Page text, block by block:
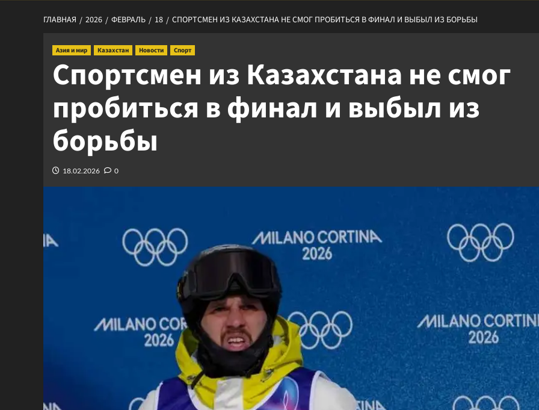
ГЛАВНАЯ 2026 ФЕВРАЛЬ 18 СПОРТСМЕН ИЗ КАЗАХСТАНА НЕ СМОГ ПРОБИТЬСЯ В ФИНАЛ И ВЫБЫЛ ИЗ БОРЬБЫ
Азия и мир Казахстан Новости Спорт
Спортсмен из Казахстана не смог
пробиться в финал и выбыл из
борьбы
18.02.2026 0